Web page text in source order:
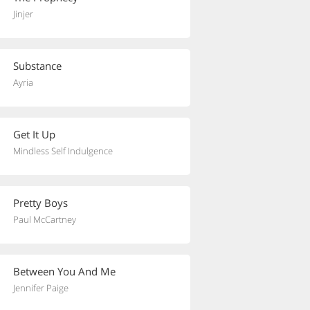
Jinjer
Substance
Ayria
Get It Up
Mindless Self Indulgence
Pretty Boys
Paul McCartney
Between You And Me
Jennifer Paige